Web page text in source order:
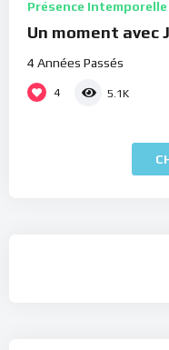
Présence Intemporelle
Un moment avec
4 Années Passés
4 5.1K